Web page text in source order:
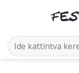
Keresés
a